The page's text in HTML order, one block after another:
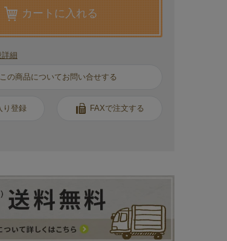
カートに入れる
細
この商品についてお問い合せする
り FAXで注文する